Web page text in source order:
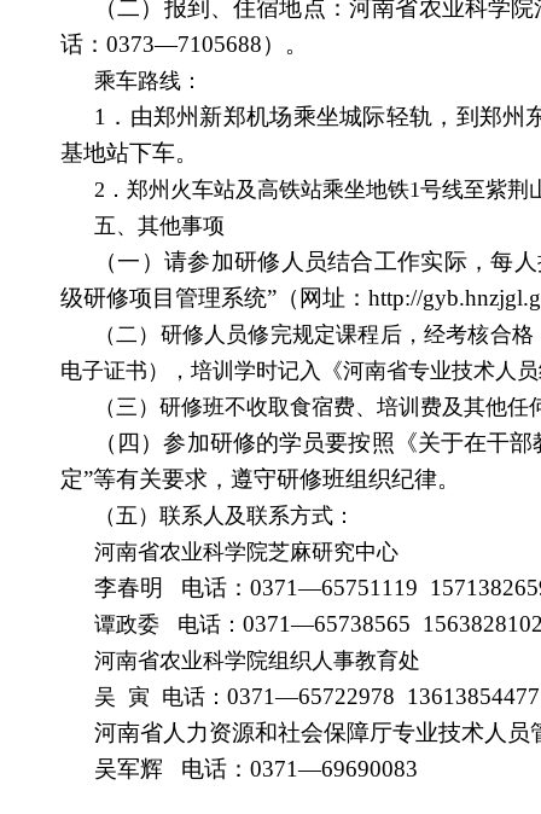
（二）报到、住宿地点：河南省农业科学
话：0373—7105688）。
乘车路线：
1．由郑州新郑机场乘坐城际轻轨，到郑
基地站下车。
2．郑州火车站及高铁站乘坐地铁1号线至紫
五、其他事项
（一）请参加研修人员结合工作实际，每
级研修项目管理系统”（网址：http://
（二）研修人员修完规定课程后，经考核合
电子证书），培训学时记入《河南省专业技术人
（三）研修班不收取食宿费、培训费及其他
（四）参加研修的学员要按照《关于在干
定”等有关要求，遵守研修班组织纪律。
（五）联系人及联系方式：
河南省农业科学院芝麻研究中心
李春明 电话：0371—65751119
谭政委 电话： 0371—65738565
河南省农业科学院组织人事教育处
吴 寅 电话： 0371—65722978 13613854477
河南省人力资源和社会保障厅专业技术人员
吴军辉 电话：0371—69690083